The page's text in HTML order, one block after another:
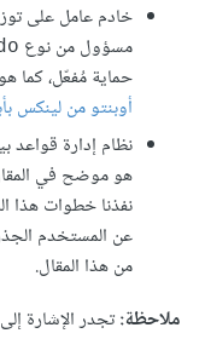
خادم عامل على
مسؤول من نوع
حماية مُفعّل، كما
أوبنتو من لينكس
هو موضح في
من هذا المقال.
ملاحظة:تجدر الإشارة